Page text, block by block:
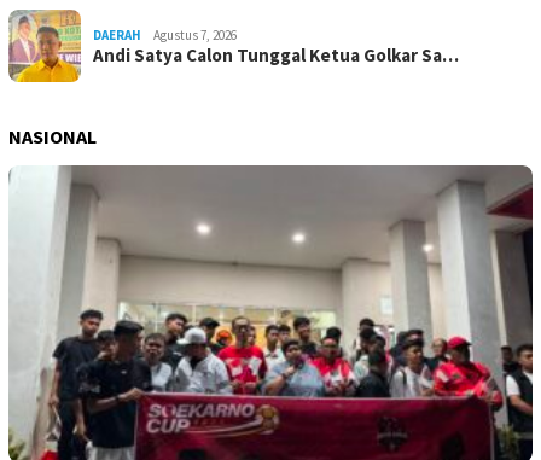
DAERAH Agustus 7, 2026
Andi Satya Calon Tunggal Ketua Golkar Sa…
NASIONAL